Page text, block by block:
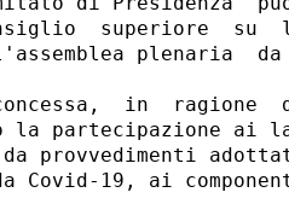
superiore  su
plenaria  da
in  ragione
la partecipazione
provvedimenti
Covid-19, ai